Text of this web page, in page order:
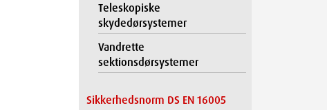
Teleskopiske
skydedørsystemer
Vandrette
sektionsdørsystemer
Sikkerhedsnorm DS EN 16005